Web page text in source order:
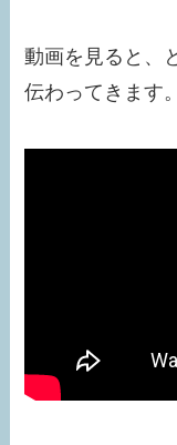
動画を見ると、
伝わってきます。